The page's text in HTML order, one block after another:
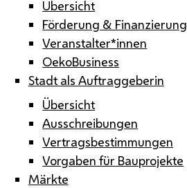
Übersicht
Förderung & Finanzierung
Veranstalter*innen
OekoBusiness
Stadt als Auftraggeberin
Übersicht
Ausschreibungen
Vertragsbestimmungen
Vorgaben für Bauprojekte
Märkte